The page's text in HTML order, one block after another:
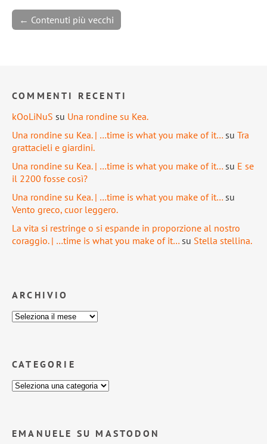
← Contenuti più vecchi
COMMENTI RECENTI
kOoLiNuS su Una rondine su Kea.
Una rondine su Kea. | …time is what you make of it… su Tra
grattacieli e giardini.
Una rondine su Kea. | …time is what you make of it… su E se
il 2200 fosse così?
Una rondine su Kea. | …time is what you make of it… su
Vento greco, cuor leggero.
La vita si restringe o si espande in proporzione al nostro
coraggio. | …time is what you make of it… su Stella stellina.
ARCHIVIO
CATEGORIE
EMANUELE SU MASTODON